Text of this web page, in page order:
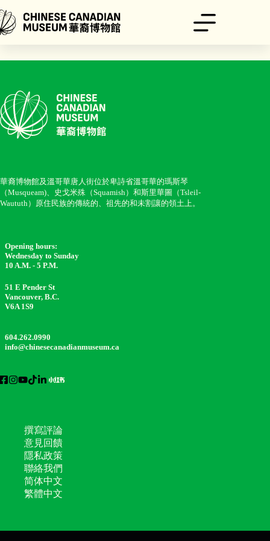
至
主
華裔博物館及溫哥華唐人街位於卑詩省溫哥華的瑪斯琴
（Musqueam)、史戈米殊（Squamish）和斯里華圖（Tsleil-
Waututh）原住民族的傳統的、祖先的和未割讓的領土上。
Opening hours:
Wednesday to Sunday
10 A.M. - 5 P.M.
51 E Pender St
Vancouver, B.C.
V6A 1S9
604.262.0990
info@chinesecanadianmuseum.ca
撰寫評論
意見回饋
隱私政策
聯絡我們
简体中文
繁體中文